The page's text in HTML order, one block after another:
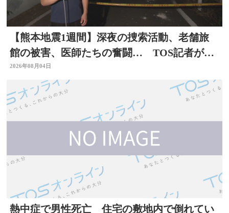
【熊本地震1週間】深夜の捜索活動、老舗旅
館の被害、医師たちの奮闘… TOS記者が取
材した被災地 大分
2026年08月04日
熱中症で男性死亡 住宅の敷地内で倒れてい